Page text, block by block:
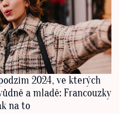
2024, ve kterých
a mladě: Francouzky
na to